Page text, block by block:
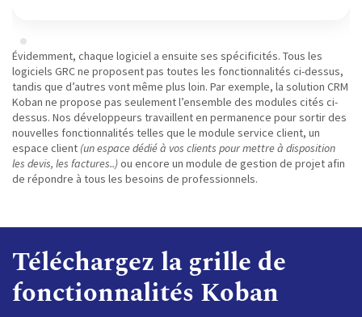
Évidemment, chaque logiciel a ensuite ses spécificités. Tous les
logiciels GRC ne proposent pas toutes les fonctionnalités ci-dessus,
tandis que d’autres vont même plus loin. Par exemple, la solution CRM
Koban ne propose pas seulement l’ensemble des modules cités ci-
dessus. Nos développeurs travaillent en permanence pour sortir des
nouvelles fonctionnalités telles que le module service client, un
espace client (un espace dédié à vos clients pour mettre à disposition
les devis, les factures..)ou encore un module de gestion de projet afin
de répondre à tous les besoins de professionnels.
Téléchargez la grille de
fonctionnalités Koban